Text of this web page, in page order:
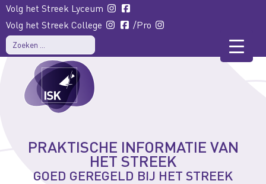
Volg het Streek College /Pro
Volg het Streek Lyceum
PRAKTISCHE INFORMATIE VAN
HET STREEK
GOED GEREGELD BIJ HET STREEK